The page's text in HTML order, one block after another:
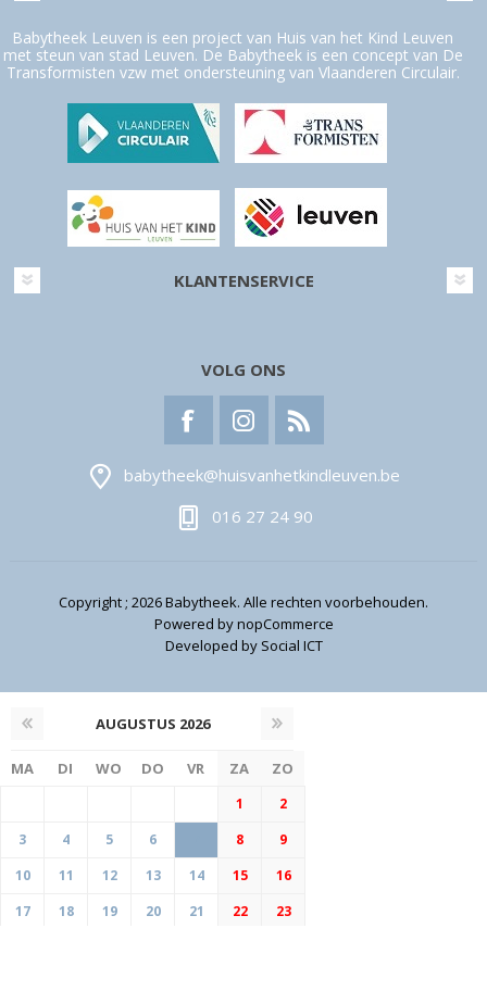
Babytheek Leuven is een project van Huis van het Kind Leuven
met steun van stad Leuven. De Babytheek is een concept van De
Transformisten vzw met ondersteuning van Vlaanderen Circulair.
KLANTENSERVICE
VOLG ONS
babytheek@huisvanhetkindleuven.be
016 27 24 90
Copyright ; 2026 Babytheek. Alle rechten voorbehouden.
Powered bynopCommerce
Developed by Social ICT
AUGUSTUS 2026
MA DI WO DO VR ZA ZO
1
2
3
4 5 6 8
9
10
11 12 13 14 15
16
17
18 19 20 21 22
23